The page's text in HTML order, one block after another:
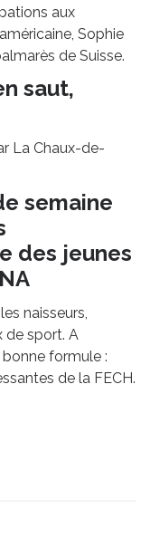
aux
Sophie
de Suisse.
saut,
La Chaux-de-
semaine
des jeunes
naisseurs,
de sport. A
formule :
de la FECH.